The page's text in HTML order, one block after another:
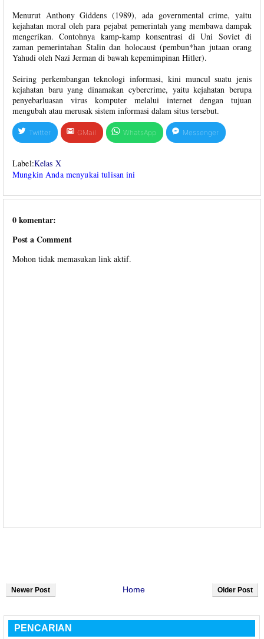
Menurut Anthony Giddens (1989), ada governmental crime, yaitu
kejahatan moral oleh para pejabat pemerintah yang membawa dampak
mengerikan. Contohnya kamp-kamp konsentrasi di Uni Soviet di
zaman pemerintahan Stalin dan holocaust (pembun*han jutaan orang
Yahudi oleh Nazi Jerman di bawah kepemimpinan Hitler).
Seiring perkembangan teknologi informasi, kini muncul suatu jenis
kejahatan baru yang dinamakan cybercrime, yaitu kejahatan berupa
penyebarluasan virus komputer melalui internet dengan tujuan
mengubah atau merusak sistem informasi dalam situs tersebut.
Twitter GMail WhatsApp Messenger
Label:Kelas X
Mungkin Anda menyukai tulisan ini
0 komentar:
Post a Comment
Mohon tidak memasukan link aktif.
Newer Post Older Post
Home
PENCARIAN